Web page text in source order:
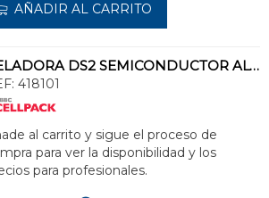
AÑADIR AL CARRITO
PELADORA DS2 SEMICONDUCTOR ALTA TENSIÓN 45kV
418101
al carrito y sigue el proceso de
para ver la disponibilidad y los
para profesionales.